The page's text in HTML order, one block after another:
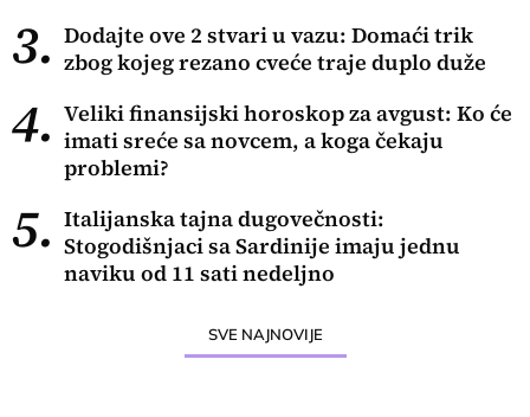
3. Dodajte ove 2 stvari u vazu: Domaći trik
zbog kojeg rezano cveće traje duplo duže
4. Veliki finansijski horoskop za avgust: Ko će
imati sreće sa novcem, a koga čekaju
problemi?
5. Italijanska tajna dugovečnosti:
Stogodišnjaci sa Sardinije imaju jednu
naviku od 11 sati nedeljno
SVE NAJNOVIJE